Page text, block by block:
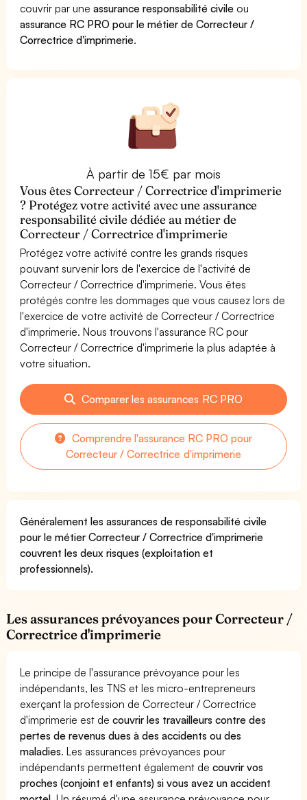
couvrir par uneassurance responsabilité civile ou
assurance RC PRO pour le métier de Correcteur /
Correctrice d'imprimerie.
À partir de 15€ par mois
Vous êtes Correcteur / Correctrice d'imprimerie
? Protégez votre activité avec une assurance
responsabilité civile dédiée au métier de
Correcteur / Correctrice d'imprimerie
Protégez votre activité contre les grands risques
pouvant survenir lors de l'exercice de l'activité de
Correcteur / Correctrice d'imprimerie. Vous êtes
protégés contre les dommages que vous causez lors de
l'exercice de votre activité de Correcteur / Correctrice
d'imprimerie. Nous trouvons l'assurance RC pour
Correcteur / Correctrice d'imprimerie la plus adaptée à
votre situation.
Comparer les assurances RC PRO
Comprendre l'assurance RC PRO pour
Correcteur / Correctrice d'imprimerie
Généralement les assurances de responsabilité civile
pour le métier Correcteur / Correctrice d'imprimerie
couvrent les deux risques (exploitation et
professionnels).
Les assurances prévoyances pour Correcteur /
Correctrice d'imprimerie
Le principe de l'assurance prévoyance pour les
indépendants, les TNS et les micro-entrepreneurs
exerçant la profession de Correcteur / Correctrice
d'imprimerie est decouvrir les travailleurs contre des
pertes de revenus dues à des accidents ou des
maladies. Les assurances prévoyances pour
indépendants permettent également decouvrir vos
proches (conjoint et enfants) si vous avez un accident